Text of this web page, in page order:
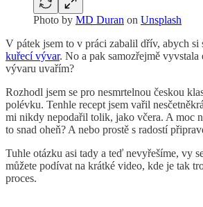
Photo by MD Duran on Unsplash
V pátek jsem to v práci zabalil dřív, abych si
kuřecí vývar. No a pak samozřejmě vyvstala
vývaru uvařím?
Rozhodl jsem se pro nesmrtelnou českou
polévku. Tenhle recept jsem vařil
mi nikdy nepodařil tolik, jako včera. A moc
to snad oheň? A nebo prostě s radostí
Tuhle otázku asi tady a teď nevyřešíme, vy
můžete podívat na krátké video, kde je tak
proces.